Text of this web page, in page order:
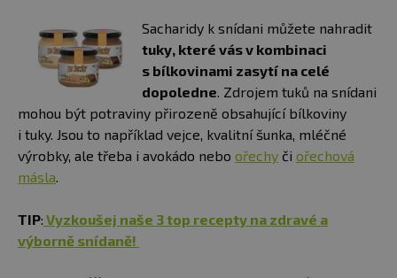
Sacharidy k snídani můžete nahradit
tuky, které vás v kombinaci
s bílkovinami zasytí na celé
dopoledne. Zdrojem tuků na snídani
mohou být potraviny přirozeně obsahující bílkoviny
i tuky. Jsou to například vejce, kvalitní šunka, mléčné
výrobky, ale třeba i avokádo nebo ořechy či ořechová
másla.
TIP: Vyzkoušej naše 3 top recepty na zdravé a
výborně snídaně!